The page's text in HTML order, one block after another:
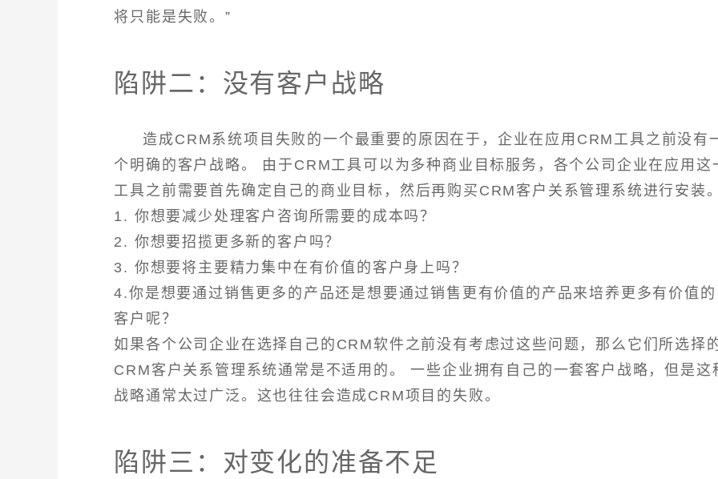
将只能是失败。”
陷阱二：没有客户战略
造成CRM系统项目失败的一个最重要的原因在于，企业在应用CRM工具之前没有
个明确的客户战略。 由于CRM工具可以为多种商业目标服务，各个公司企业在应用这
工具之前需要首先确定自己的商业目标，然后再购买CRM客户关系管理系统进行安装。
1. 你想要减少处理客户咨询所需要的成本吗？
2. 你想要招揽更多新的客户吗？
3. 你想要将主要精力集中在有价值的客户身上吗？
4.你是想要通过销售更多的产品还是想要通过销售更有价值的产品来培养更多有价值的
客户呢？
如果各个公司企业在选择自己的CRM软件之前没有考虑过这些问题，那么它们所选择
CRM客户关系管理系统通常是不适用的。 一些企业拥有自己的一套客户战略，但是这
战略通常太过广泛。这也往往会造成CRM项目的失败。
陷阱三：对变化的准备不足